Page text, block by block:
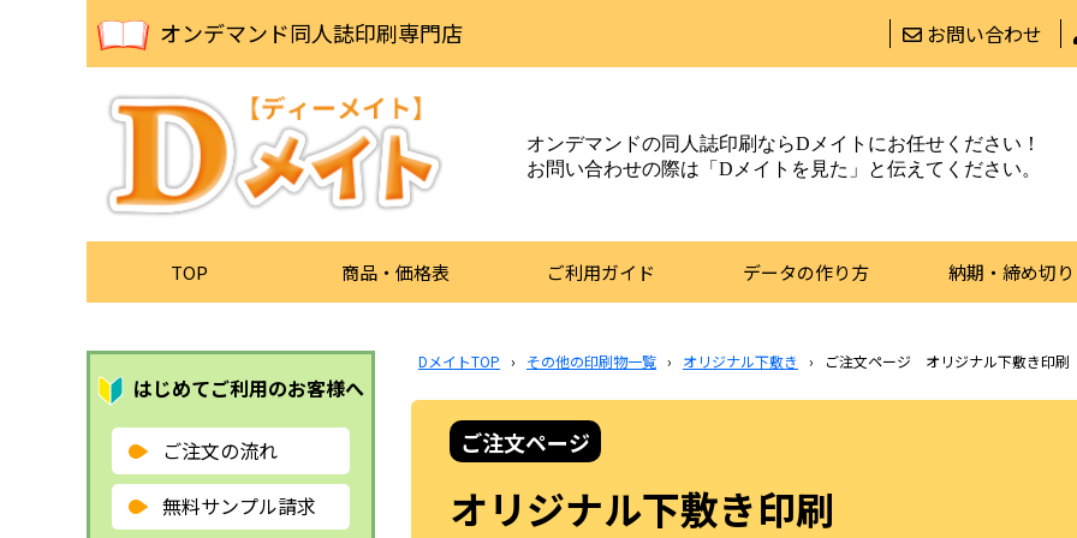
オンデマンド同人誌印刷専門店 お問い合わせ
オンデマンドの同人誌印刷ならDメイトにお任せください！
お問い合わせの際は「Dメイトを見た」と伝えてください。
TOP 商品・価格表 ご利用ガイド データの作り方 納期・締め切り
はじめてご利用のお客様へ
ご注文の流れ
無料サンプル請求
DメイトTOP › その他の印刷物一覧 › オリジナル下敷き › ご注文ページ オリジナル下敷き印刷
ご注文ページ
オリジナル下敷き印刷